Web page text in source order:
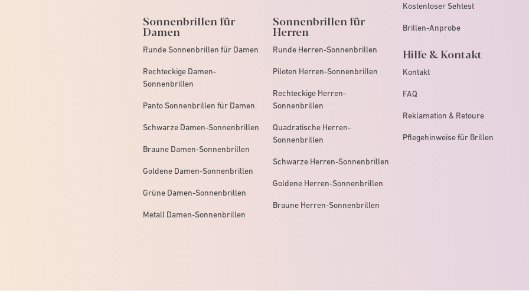
Sonnenbrillen für
Damen
Runde Sonnenbrillen für Damen
Rechteckige Damen-
Sonnenbrillen
Panto Sonnenbrillen für Damen
Schwarze Damen-Sonnenbrillen
Braune Damen-Sonnenbrillen
Goldene Damen-Sonnenbrillen
Grüne Damen-Sonnenbrillen
Metall Damen-Sonnenbrillen
Sonnenbrillen für
Herren
Runde Herren-Sonnenbrillen
Piloten Herren-Sonnenbrillen
Rechteckige Herren-
Sonnenbrillen
Quadratische Herren-
Sonnenbrillen
Schwarze Herren-Sonnenbrillen
Goldene Herren-Sonnenbrillen
Braune Herren-Sonnenbrillen
Kostenloser Sehtest
Brillen-Anprobe
Hilfe & Kontakt
Kontakt
FAQ
Reklamation & Retoure
Pflegehinweise für Brillen